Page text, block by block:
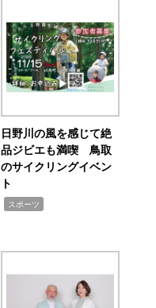
日野川の風を感じて絶
品ジビエも満喫 鳥取
のサイクリングイベン
ト
スポーツ